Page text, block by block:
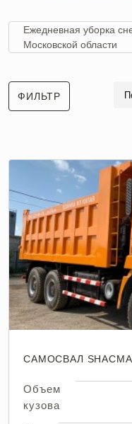
Ежедневная уборка
Московской области
Вывоз снега с
Вывоз снега Камазом
Вывоз снега до 20 м3
ФИЛЬТР
САМОСВАЛ
Объем
кузова